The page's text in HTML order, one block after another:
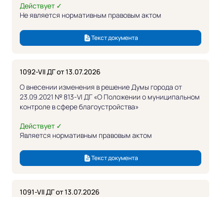
Действует ✓
Не является нормативным правовым актом
Текст документа
1092-VII ДГ от 13.07.2026
О внесении изменения в решение Думы города от
23.09.2021 № 813-VI ДГ «О Положении о муниципальном
контроле в сфере благоустройства»
Действует ✓
Является нормативным правовым актом
Текст документа
1091-VII ДГ от 13.07.2026